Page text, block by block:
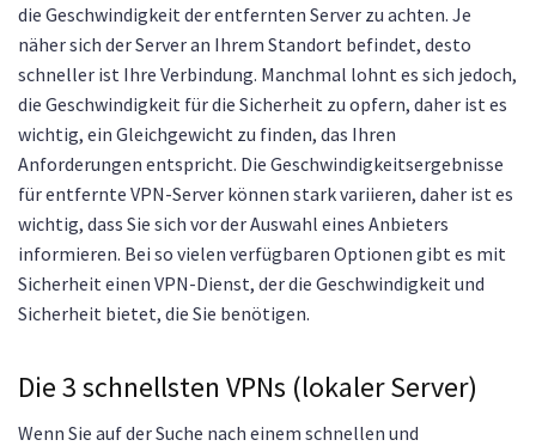
die Geschwindigkeit der entfernten Server zu achten. Je
näher sich der Server an Ihrem Standort befindet, desto
schneller ist Ihre Verbindung. Manchmal lohnt es sich jedoch,
die Geschwindigkeit für die Sicherheit zu opfern, daher ist es
wichtig, ein Gleichgewicht zu finden, das Ihren
Anforderungen entspricht. Die Geschwindigkeitsergebnisse
für entfernte VPN-Server können stark variieren, daher ist es
wichtig, dass Sie sich vor der Auswahl eines Anbieters
informieren. Bei so vielen verfügbaren Optionen gibt es mit
Sicherheit einen VPN-Dienst, der die Geschwindigkeit und
Sicherheit bietet, die Sie benötigen.
Die 3 schnellsten VPNs (lokaler Server)
Wenn Sie auf der Suche nach einem schnellen und